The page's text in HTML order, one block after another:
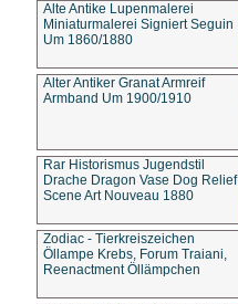
Alte Antike Lupenmalerei
Miniaturmalerei Signiert Seguin
Um 1860/1880
Alter Antiker Granat Armreif
Armband Um 1900/1910
Rar Historismus Jugendstil
Drache Dragon Vase Dog Relief
Scene Art Nouveau 1880
Zodiac - Tierkreiszeichen
Öllampe Krebs, Forum Traiani,
Reenactment Öllämpchen